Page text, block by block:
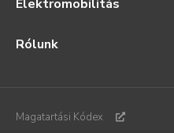
Elektromobilitás
Rólunk
Magatartási Kódex